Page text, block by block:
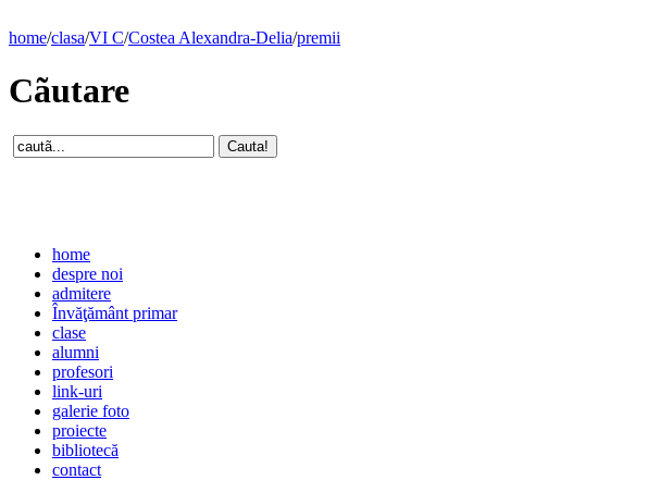
home/clasa/VI C/Costea Alexandra-Delia/premii
Cãutare
home
despre noi
admitere
Învăţământ primar
clase
alumni
profesori
link-uri
galerie foto
proiecte
bibliotecă
contact